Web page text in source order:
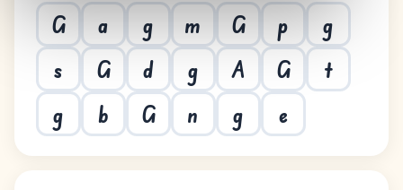
G a g m G p
g
s
G d g A G
t
g
b G n g e